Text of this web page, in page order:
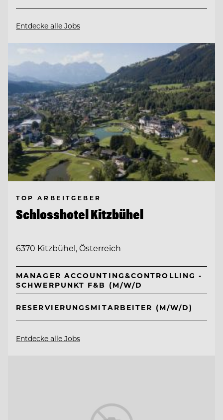
Entdecke alle Jobs
TOP ARBEITGEBER
Schlosshotel Kitzbühel
6370 Kitzbühel, Österreich
MANAGER ACCOUNTING&CONTROLLING -
SCHWERPUNKT F&B (M/W/D
RESERVIERUNGSMITARBEITER (M/W/D)
Entdecke alle Jobs